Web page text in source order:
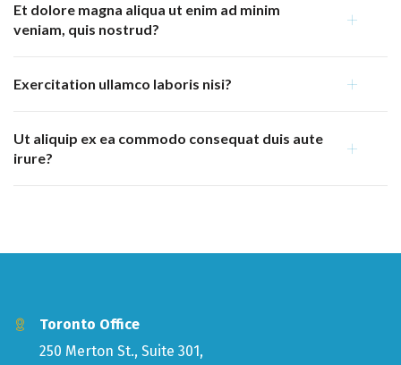
Et dolore magna aliqua ut enim ad minim
veniam, quis nostrud?
Exercitation ullamco laboris nisi?
Ut aliquip ex ea commodo consequat duis aute
irure?
Toronto Office
250 Merton St., Suite 301,